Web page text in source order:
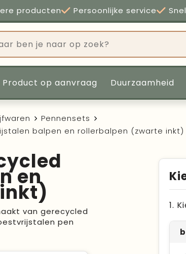
producten Persoonlijke service
Product op aanvraag Duurzaamheid
Pennensets
balpen en rollerbalpen (zwarte inkt)
en
van gerecycled
pen
1.